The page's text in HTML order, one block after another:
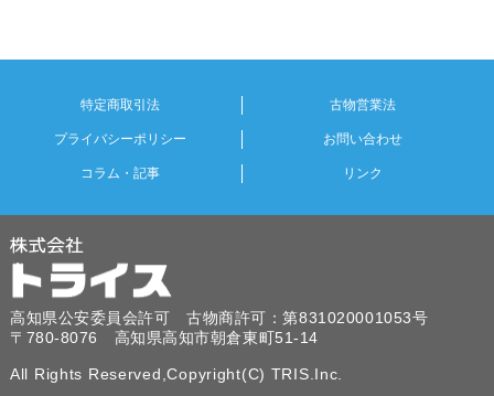
特定商取引法 古物営業法
プライバシーポリシー お問い合わせ
コラム・記事 リンク
高知県公安委員会許可 古物商許可：第831020001053号
〒780-8076 高知県高知市朝倉東町51-14
All Rights Reserved,Copyright(C) TRIS.Inc.